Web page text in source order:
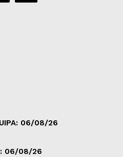
06/08/26
06/08/26